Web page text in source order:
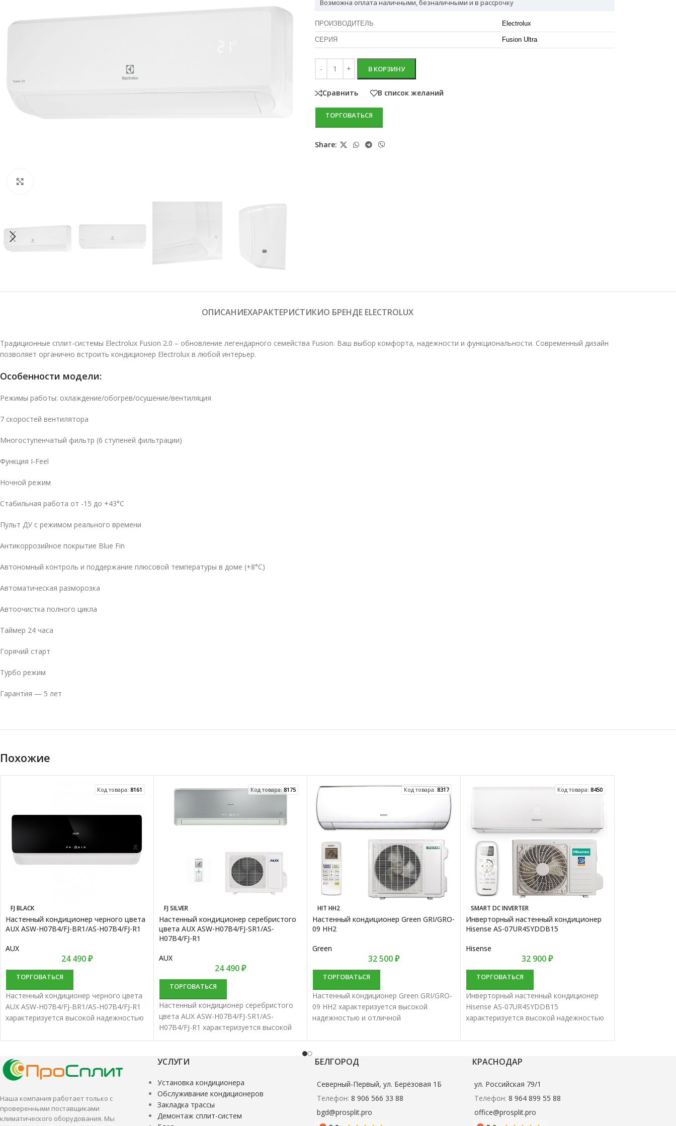
Возможна оплата наличными, безналичными и в рассрочку
ПРОИЗВОДИТЕЛЬ Electrolux
СЕРИЯ Fusion Ultra
В КОРЗИНУ
Сравнить В список желаний
ТОРГОВАТЬСЯ
Share:
ОПИСАНИЕХАРАКТЕРИСТИКИО БРЕНДЕ ELECTROLUX
Традиционные сплит-системы Electrolux Fusion 2.0 – обновление легендарного семейства Fusion. Ваш выбор комфорта, надежности и функциональности. Современный дизайн
позволяет органично встроить кондиционер Electrolux в любой интерьер.
Особенности модели:
Режимы работы: охлаждение/обогрев/осушение/вентиляция
7 скоростей вентилятора
Многоступенчатый фильтр (6 ступеней фильтрации)
Функция I-Feel
Ночной режим
Стабильная работа от -15 до +43°C
Пульт ДУ с режимом реального времени
Антикоррозийное покрытие Blue Fin
Автономный контроль и поддержание плюсовой температуры в доме (+8°C)
Автоматическая разморозка
Автоочистка полного цикла
Таймер 24 часа
Горячий старт
Турбо режим
Гарантия — 5 лет
Похожие
Код товара: 8161
FJ BLACK
Настенный кондиционер черного цвета
AUX ASW-H07B4/FJ-BR1/AS-H07B4/FJ-R1
AUX
24 490₽
ТОРГОВАТЬСЯ
Настенный кондиционер черного цвета
AUX ASW-H07B4/FJ-BR1/AS-H07B4/FJ-R1
характеризуется высокой надежностью
Настенные сплит-системы лучше всего
небольших и средних помещений.
Код товара:8175
FJ SILVER
Настенный кондиционер серебристого
цвета AUX ASW-H07B4/FJ-SR1/AS-
H07B4/FJ-R1
AUX
24 490₽
ТОРГОВАТЬСЯ
Настенный кондиционер серебристого
цвета AUX ASW-H07B4/FJ-SR1/AS-
H07B4/FJ-R1 характеризуется высокой
надежностью и отличной
сплит-системы лучше всего подходят
средних помещений.
Код товара:8317
HIT HH2
Настенный кондиционер Green GRI/GRO-
09 HH2
Green
32 500₽
ТОРГОВАТЬСЯ
Настенный кондиционер Green GRI/GRO-
09 HH2 характеризуется высокой
надежностью и отличной
сплит-системы лучше всего подходят
средних помещений.
Код товара: 8450
SMART DC INVERTER
Инверторный настенный кондиционер
Hisense AS-07UR4SYDDB15
Hisense
32 900₽
ТОРГОВАТЬСЯ
Инверторный настенный кондиционер
Hisense AS-07UR4SYDDB15
характеризуется высокой надежностью
Настенные сплит-системы лучше всего
небольших и средних помещений.
Наша компания работает только с
проверенными поставщиками
климатического оборудования. Мы
УСЛУГИ
Установка кондиционера
Обслуживание кондиционеров
Закладка трассы
Демонтаж сплит-систем
БЕЛГОРОД
Северный-Первый, ул. Берёзовая 1Б
Телефон: 8 906 566 33 88
bgd@prosplit.pro
КРАСНОДАР
ул. Российская 79/1
Телефон: 8 964 899 55 88
office@prosplit.pro